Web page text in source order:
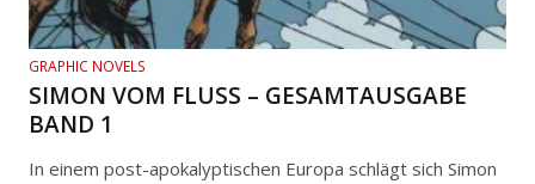
GRAPHIC NOVELS
SIMON VOM FLUSS – GESAMTAUSGABE
BAND 1
In einem post-apokalyptischen Europa schlägt sich Simon